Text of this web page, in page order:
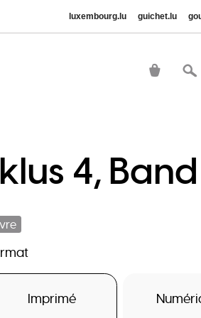
luxembourg.lu guichet.lu
4, Band
Imprimé